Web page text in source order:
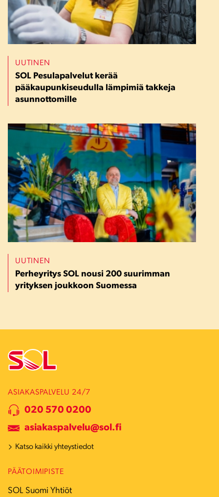
UUTINEN
SOL Pesulapalvelut kerää
pääkaupunkiseudulla lämpimiä takkeja
asunnottomille
UUTINEN
Perheyritys SOL nousi 200 suurimman
yrityksen joukkoon Suomessa
ASIAKASPALVELU 24/7
020 570 0200
asiakaspalvelu@sol.fi
Katso kaikki yhteystiedot
PÄÄTOIMIPISTE
SOL Suomi Yhtiöt